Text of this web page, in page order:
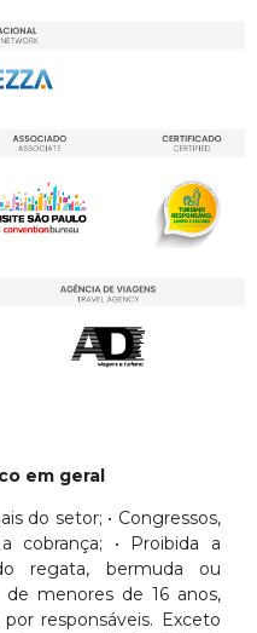
em geral
do setor; • Congressos,
cobrança; • Proibida a
regata, bermuda ou
de menores de 16 anos,
responsáveis. Exceto